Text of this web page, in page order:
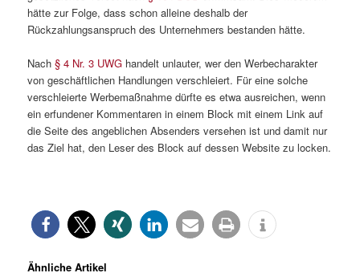
hätte zur Folge, dass schon alleine deshalb der
Rückzahlungsanspruch des Unternehmers bestanden hätte.
Nach§ 4 Nr. 3 UWG handelt unlauter, wer den Werbecharakter
von geschäftlichen Handlungen verschleiert. Für eine solche
verschleierte Werbemaßnahme dürfte es etwa ausreichen, wenn
ein erfundener Kommentaren in einem Block mit einem Link auf
die Seite des angeblichen Absenders versehen ist und damit nur
das Ziel hat, den Leser des Block auf dessen Website zu locken.
Ähnliche Artikel